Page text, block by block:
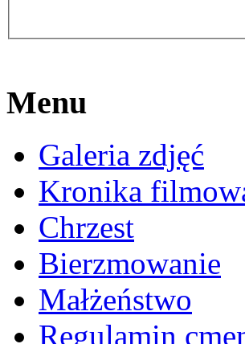
Menu
Galeria zdjęć
Kronika
Chrzest
Bierzmowanie
Małżeństwo
Regulamin